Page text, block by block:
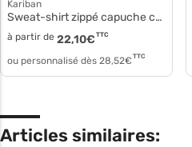
Kariban
Sweat-shirt zippé capuche contrastée k466
à partir de 22,10€ TTC
ou personnalisé dès 28,52€ TTC
Articles similaires: